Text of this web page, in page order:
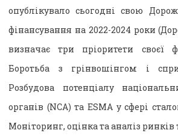
опублікувало сьогодні свою
фінансування на 2022-2024 роки
визначає три пріоритети своєї
Боротьба з грінвошінгом і
Розбудова потенціалу
органів (NCA) та ESMA у сфері
Моніторинг, оцінка та аналіз ринків